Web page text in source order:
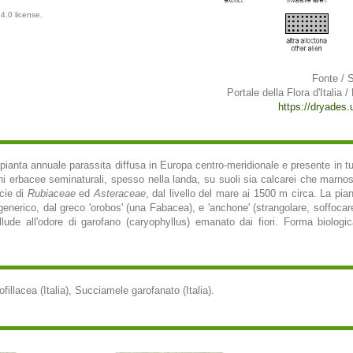
license.
Fonte /
Portale della Flora d'Italia
https://
annuale parassita diffusa in Europa centro-meridionale e presente in
erbacee seminaturali, spesso nella landa, su suoli sia calcarei che
di RubiaceaeedAsteraceae, dal livello del mare ai 1500 m circa. La
dal greco 'orobos' (una Fabacea), e 'anchone' (strangolare,
all'odore di garofano (caryophyllus) emanato dai fiori. Forma
(Italia), Succiamele garofanato (Italia).